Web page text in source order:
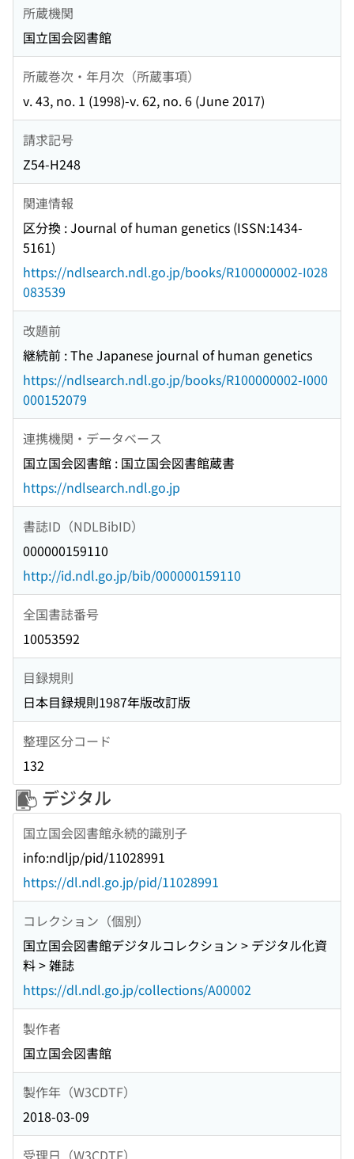
所蔵機関
国立国会図書館
所蔵巻次・年月次（所蔵事項）
v. 43, no. 1 (1998)-v. 62, no. 6 (June 2017)
請求記号
Z54-H248
関連情報
区分換 : Journal of human genetics (ISSN:1434-
5161)
https://ndlsearch.ndl.go.jp/books/R100000002-I028
083539
改題前
継続前 : The Japanese journal of human genetics
https://ndlsearch.ndl.go.jp/books/R100000002-I000
000152079
連携機関・データベース
国立国会図書館 : 国立国会図書館蔵書
https://ndlsearch.ndl.go.jp
書誌ID（NDLBibID）
000000159110
http://id.ndl.go.jp/bib/000000159110
全国書誌番号
10053592
目録規則
日本目録規則1987年版改訂版
整理区分コード
132
デジタル
国立国会図書館永続的識別子
info:ndljp/pid/11028991
https://dl.ndl.go.jp/pid/11028991
コレクション（個別）
国立国会図書館デジタルコレクション > デジタル化資
料 > 雑誌
https://dl.ndl.go.jp/collections/A00002
製作者
国立国会図書館
製作年（W3CDTF）
2018-03-09
受理日（W3CDTF）